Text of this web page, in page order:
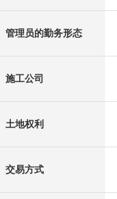
管理员的勤务形态
施工公司
土地权利
交易方式